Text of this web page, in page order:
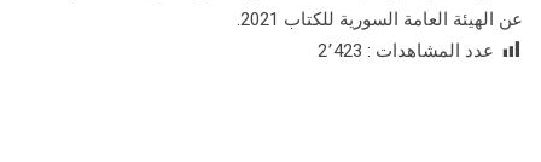
عن الهيئة العامة السورية للكتاب 2021.
عدد المشاهدات : 2٬423